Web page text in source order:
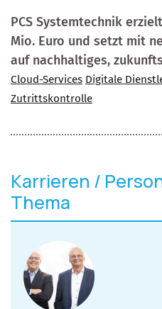
PCS Systemtechnik
Mio. Euro und setzt mit
auf nachhaltiges,
Cloud-Services Digitale
Zutrittskontrolle
Karrieren /
Thema